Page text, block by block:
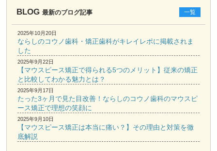
BLOG 最新のブログ記事 一覧
2025年10月20日
ならしのコウノ歯科・矯正歯科がキレイレポに掲載されま
した
2025年9月22日
【マウスピース矯正で得られる5つのメリット】従来の矯正
と比較してわかる魅力とは？
2025年9月17日
たった3ヶ月で見た目改善！ならしのコウノ歯科のマウスピ
ース矯正で理想の笑顔に
2025年9月10日
【マウスピース矯正は本当に痛い？】その理由と対策を徹
底解説